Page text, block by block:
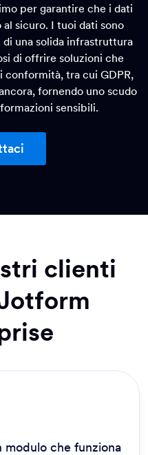
per garantire che i dati
al sicuro. I tuoi dati sono
una solida infrastruttura
di offrire soluzioni che
conformità, tra cui GDPR,
fornendo uno scudo
sensibili.
clienti
modulo che funziona